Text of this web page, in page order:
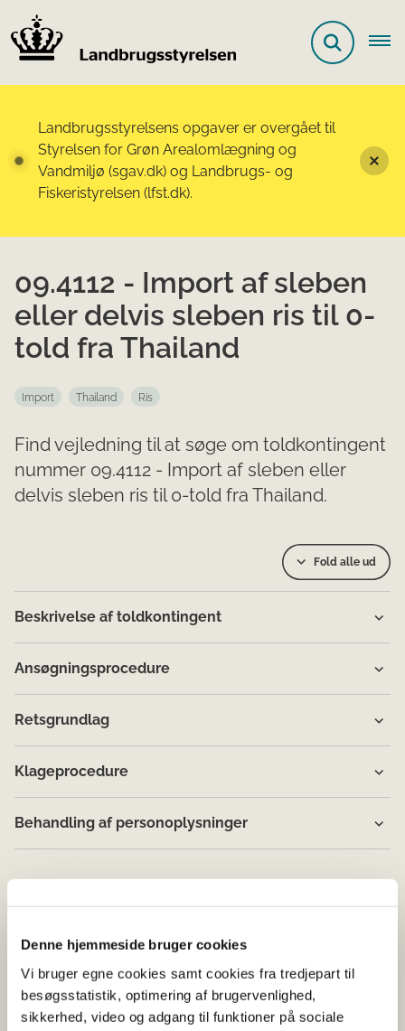
Denne hjemmeside bruger cookies
Vi bruger egne cookies samt cookies fra tredjepart til
besøgsstatistik, optimering af brugervenlighed,
sikkerhed, video og adgang til funktioner på sociale
Landbrugsstyrelsens opgaver er overgået til
Styrelsen for Grøn Arealomlægning og
Vandmiljø (sgav.dk) og Landbrugs- og
Fiskeristyrelsen (lfst.dk).
09.4112 - Import af sleben
eller delvis sleben ris til 0-
told fra Thailand
Import Thailand Ris
Find vejledning til at søge om toldkontingent
nummer 09.4112 - Import af sleben eller
delvis sleben ris til 0-told fra Thailand.
Fold alle ud
Beskrivelse af toldkontingent
Ansøgningsprocedure
Retsgrundlag
Klageprocedure
Behandling af personoplysninger